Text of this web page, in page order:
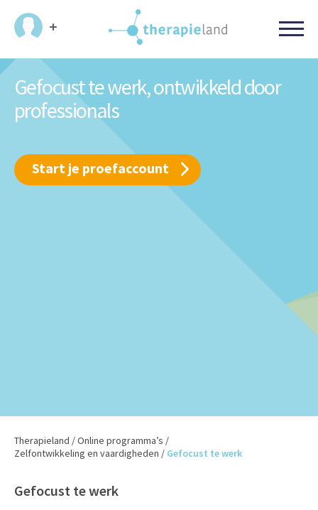
Gefocust te werk,ontwikkeld door
professionals
Start je proefaccount
Therapieland /Online programma’s /
Zelfontwikkeling en vaardigheden / Gefocust te werk
Gefocust te werk